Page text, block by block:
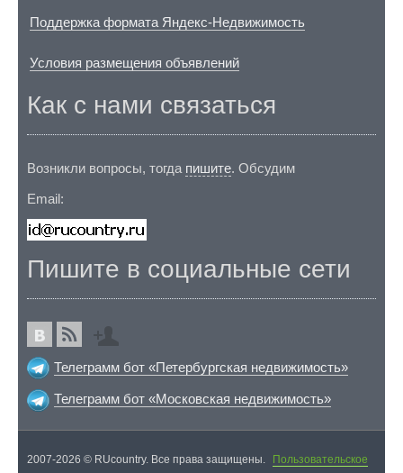
Поддержка формата Яндекс-Недвижимость
Условия размещения объявлений
Как с нами связаться
Возникли вопросы, тогда пишите. Обсудим
Email:
Пишите в социальные сети
Телеграмм бот «Петербургская недвижимость»
Телеграмм бот «Московская недвижимость»
2007-2026 © RUcountry. Все права защищены. Пользовательское